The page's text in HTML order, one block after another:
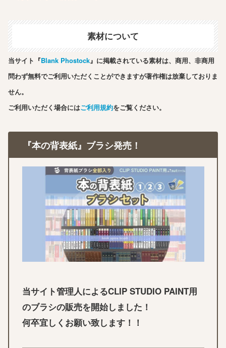
素材について
当サイト『Blank Phostock』に掲載されている素材は、商用、非商用
問わず無料でご利用いただくことができますが著作権は放棄しておりま
せん。
ご利用いただく場合にはご利用規約をご覧ください。
『本の背表紙』ブラシ発売！
当サイト管理人によるCLIP STUDIO PAINT用
のブラシの販売を開始しました！
何卒宜しくお願い致します！！